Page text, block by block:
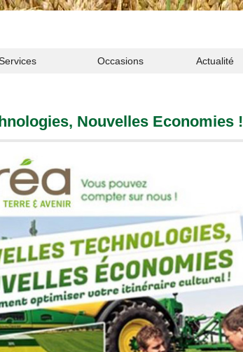
Occasions Actualité
Nouvelles Economies !